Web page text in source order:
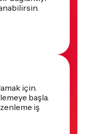
için.
başla.
iş